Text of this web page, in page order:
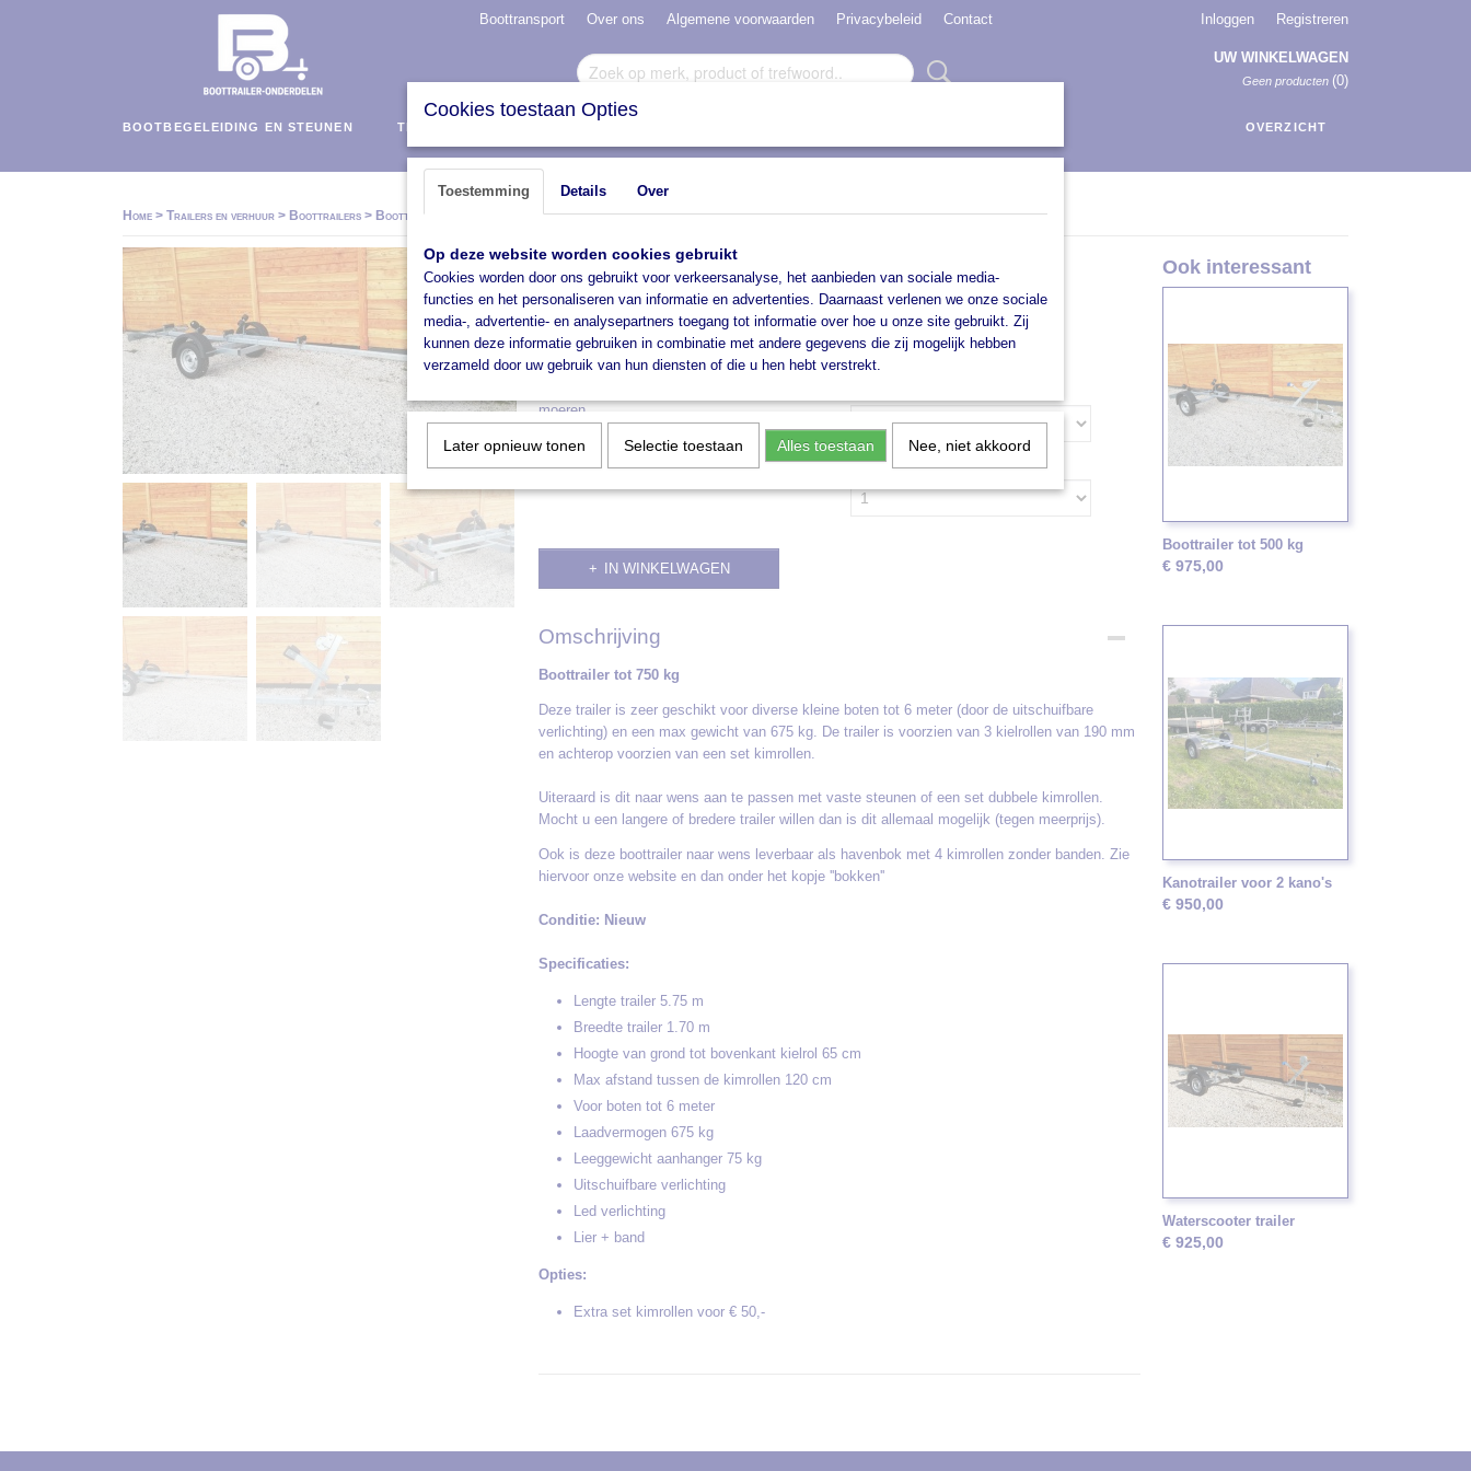
Boottransport Over ons Algemene voorwaarden Privacybeleid Contact Inloggen Registreren
UW WINKELWAGEN
Geen producten (0)
OVERZICHT
BOOTBEGELEIDING EN STEUNEN TRAILERS EN VERHUUR
Home > Trailers en verhuur > Boottrailers > Boottrailer tot 750 kg
Boottrailer tot 750 kg
€ 1075,00 (inclusief btw 21%)
Op voorraad
moeren
Aantal
IN WINKELWAGEN
Omschrijving
Boottrailer tot 750 kg
Deze trailer is zeer geschikt voor diverse kleine boten tot 6 meter (door de uitschuifbare
verlichting) en een max gewicht van 675 kg. De trailer is voorzien van 3 kielrollen van 190 mm
en achterop voorzien van een set kimrollen.
Uiteraard is dit naar wens aan te passen met vaste steunen of een set dubbele kimrollen.
Mocht u een langere of bredere trailer willen dan is dit allemaal mogelijk (tegen meerprijs).
Ook is deze boottrailer naar wens leverbaar als havenbok met 4 kimrollen zonder banden. Zie
hiervoor onze website en dan onder het kopje ''bokken''
Conditie: Nieuw
Specificaties:
Lengte trailer 5.75 m
Breedte trailer 1.70 m
Hoogte van grond tot bovenkant kielrol 65 cm
Max afstand tussen de kimrollen 120 cm
Voor boten tot 6 meter
Laadvermogen 675 kg
Leeggewicht aanhanger 75 kg
Uitschuifbare verlichting
Led verlichting
Lier + band
Opties:
Extra set kimrollen voor € 50,-
Ook interessant
Boottrailer tot 500 kg
€ 975,00
Kanotrailer voor 2 kano's
€ 950,00
Waterscooter trailer
€ 925,00
Cookies toestaan Opties
Toestemming Details Over
Op deze website worden cookies gebruikt
Cookies worden door ons gebruikt voor verkeersanalyse, het aanbieden van sociale media-
functies en het personaliseren van informatie en advertenties. Daarnaast verlenen we onze sociale
media-, advertentie- en analysepartners toegang tot informatie over hoe u onze site gebruikt. Zij
kunnen deze informatie gebruiken in combinatie met andere gegevens die zij mogelijk hebben
verzameld door uw gebruik van hun diensten of die u hen hebt verstrekt.
Later opnieuw tonen Selectie toestaan Alles toestaan Nee, niet akkoord